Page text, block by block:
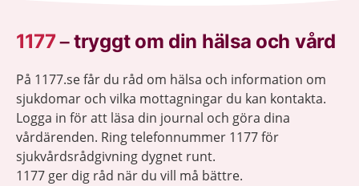
1177–tryggt om din hälsa och vård
På 1177.se får du råd om hälsa och information om
sjukdomar och vilka mottagningar du kan kontakta.
Logga in för att läsa din journal och göra dina
vårdärenden. Ring telefonnummer 1177 för
sjukvårdsrådgivning dygnet runt.
1177 ger dig råd när du vill må bättre.